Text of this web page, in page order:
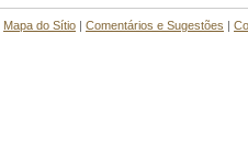
Mapa do Sítio | Comentários e Sugestões |